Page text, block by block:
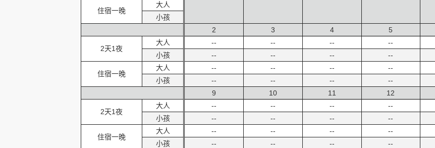
住宿一晚
大人
小孩
2天1夜
大人
小孩
住宿一晚
大人
小孩
2天1夜
大人
小孩
住宿一晚
大人
小孩
2
--
--
--
--
3
--
--
--
--
4
--
--
--
--
5
--
--
--
--
9
--
--
--
--
10
--
--
--
--
11
--
--
--
--
12
--
--
--
--